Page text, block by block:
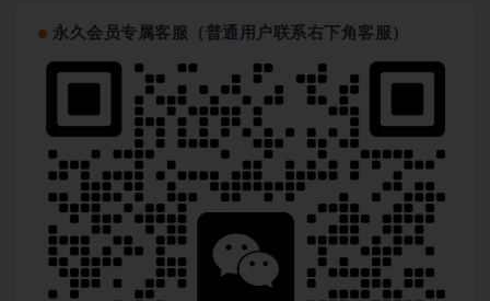
永久会员专属客服（普通用户联系右下角客服）